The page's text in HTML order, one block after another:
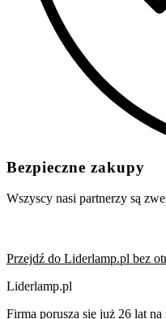
Bezpieczne zakupy
Wszyscy nasi partnerzy są
Przejdź do Liderlamp.pl bez
Liderlamp.pl
Firma porusza się już 26 lat